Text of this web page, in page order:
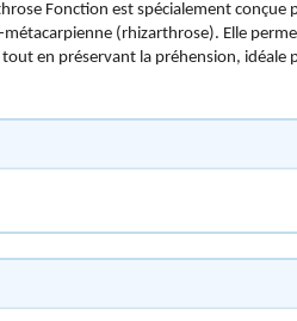
Fonction est spécialement conçue
métacarpienne (rhizarthrose). Elle
en préservant la préhension, idéale